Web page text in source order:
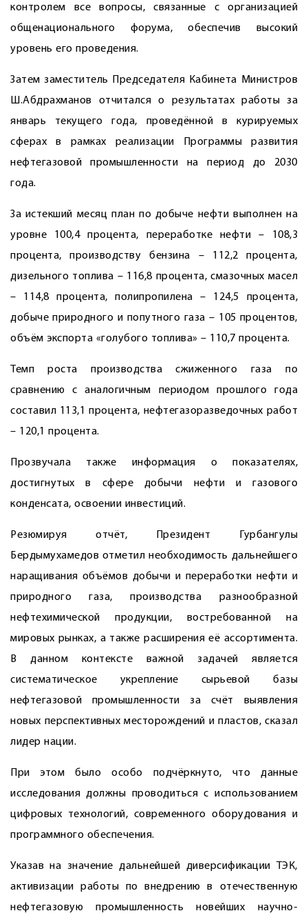
контролем все вопросы, связанные с организацией
общенационального форума, обеспечив высокий
уровень его проведения.
Затем заместитель Председателя Кабинета Министров
Ш.Абдрахманов отчитался о результатах работы за
январь текущего года, проведённой в курируемых
сферах в рамках реализации Программы развития
нефтегазовой промышленности на период до 2030
года.
За истекший месяц план по добыче нефти выполнен на
уровне 100,4 процента, переработке нефти – 108,3
процента, производству бензина – 112,2 процента,
дизельного топлива – 116,8 процента, смазочных масел
– 114,8 процента, полипропилена – ­124,5 процента,
добыче природного и попутного газа – 105 процентов,
объём экспорта «голубого топлива» – 110,7 процента.
Темп роста производства сжиженного газа по
сравнению с аналогичным периодом прош­лого года
составил 113,1 процента, неф­тегазоразведочных работ
– 120,1 процента.
Прозвучала также информация о показателях,
достигнутых в сфере добычи нефти и газового
конденсата, освоении инвестиций.
Резюмируя отчёт, Президент Гурбангулы
Бердымухамедов отметил необходимость дальнейшего
наращивания объёмов добычи и переработки нефти и
природного газа, производства разнообразной
нефтехимической продукции, востребованной на
мировых рынках, а также расширения её ассортимента.
В данном контексте важной задачей является
систематическое укрепление сырьевой базы
нефтегазовой промышленности за счёт выявления
новых перспективных месторождений и пластов, сказал
лидер нации.
При этом было особо подчёркнуто, что данные
исследования должны проводиться с использованием
цифровых технологий, современного оборудования и
программного обеспечения.
Указав на значение дальнейшей диверсификации ТЭК,
активизации работы по внедрению в отечественную
нефтегазовую промышленность новейших научно-